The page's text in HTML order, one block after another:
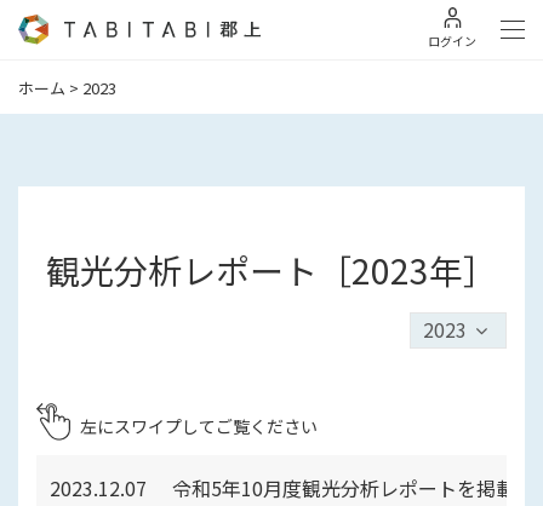
ログイン
ホーム > 2023
観光分析レポート［2023年］
2023
左にスワイプしてご覧ください
2023.12.07 令和5年10月度観光分析レポートを掲載し